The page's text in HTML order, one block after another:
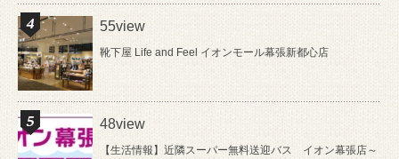
55view
靴下屋 Life and Feel イオンモール幕張新都心店
48view
【生活情報】近隣スーパー無料送迎バス イオン幕張店～